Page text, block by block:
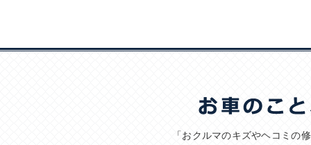
「おクルマのキズやヘコミの